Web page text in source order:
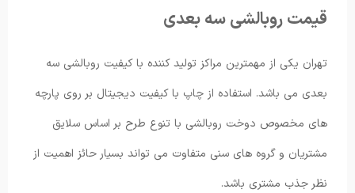
قیمت روبالشی سه بعدی
تهران یکی از مهمترین مراکز تولید کننده با کیفیت روبالشی سه
بعدی می باشد. استفاده از چاپ با کیفیت دیجیتال بر روی پارچه
های مخصوص دوخت روبالشی با تنوع طرح بر اساس سلایق
مشتریان و گروه های سنی متفاوت می تواند بسیار حائز اهمیت از
نظر جذب مشتری باشد.